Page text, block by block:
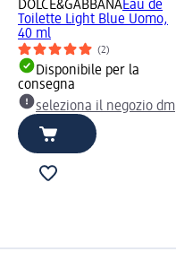
DOLCE&GABBANAEau de
Toilette Light Blue Uomo,
40 ml
(2)
Disponibile per la
consegna
seleziona il negozio dm